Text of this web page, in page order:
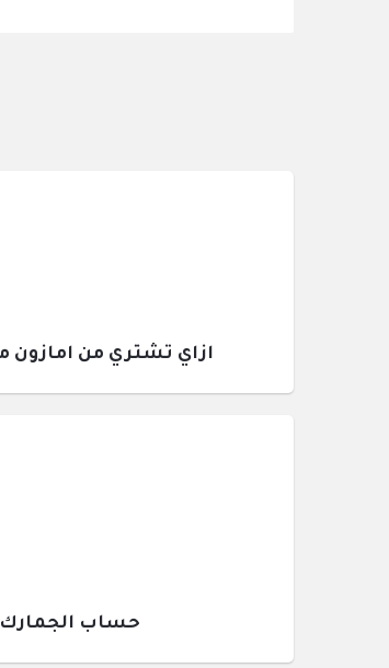
ازاي تشتري من امازون
حساب الجمارك